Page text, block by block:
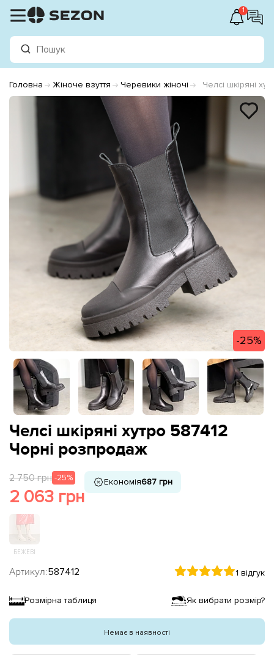
1
Головна Жіноче взуття Черевики жіночі Челсі шкіряні
-25%
Челсі шкіряні хутро 587412
Чорні розпродаж
2 750 грн -25%
2 063 грн
Економія687 грн
БЕЖЕВІ
Артикул:587412 1 відгук
Розмірна таблиця Як вибрати розмір?
Немає в наявності